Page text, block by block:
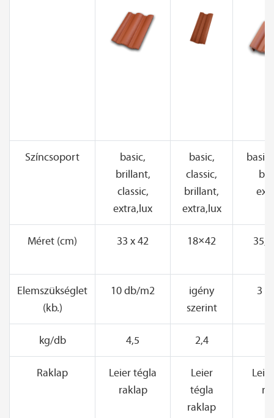
Színcsoport
basic,
brillant,
classic,
extra,lux
basic,
classic,
brillant,
extra,lux
Méret (cm) 33 x 42 18×42
Elemszükséglet
(kb.)
10 db/m2
igény
szerint
3
kg/db 4,5 2,4
Raklap
Leier tégla
raklap
Leier
tégla
raklap